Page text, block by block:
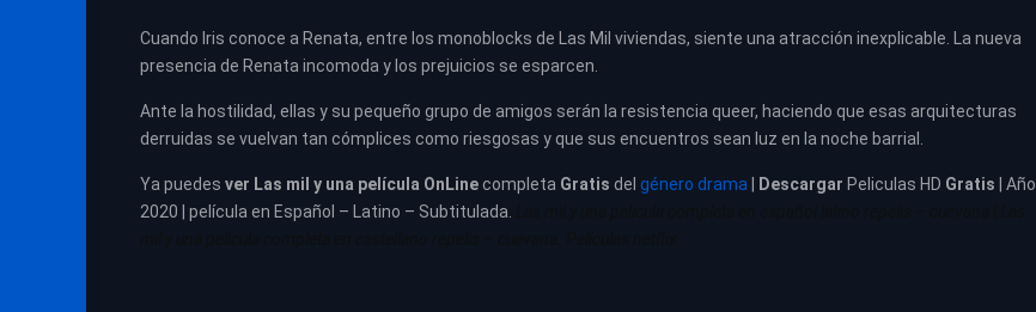
Cuando Iris conoce a Renata, entre los monoblocks de Las Mil viviendas, siente una atracción inexplicable. La nueva
presencia de Renata incomoda y los prejuicios se esparcen.
Ante la hostilidad, ellas y su pequeño grupo de amigos serán la resistencia queer, haciendo que esas arquitecturas
derruidas se vuelvan tan cómplices como riesgosas y que sus encuentros sean luz en la noche barrial.
Ya puedes ver Las mil y una película OnLinecompleta Gratis del género drama | Descargar Peliculas HD Gratis | Año
2020 | película en Español – Latino – Subtitulada.